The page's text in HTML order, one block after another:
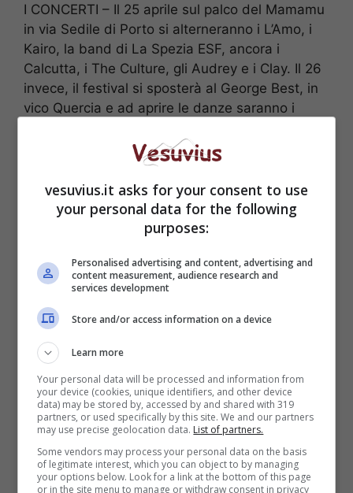
I CONCERTI – Il 25 aprile sul palco del Mamamu
in via Sedile di Porto si alterneranno i L’Amo, i
Kairo, la band di La Spezia ESF, ancora i
Calcutta, i The Culture, gli Audrey e i Clay. Il 26
invece, il festival si sposterà al George Best, in
vico Quercia e ad aprire le danze saranno i
Necktie, La Via degli Astronauti, gli Shit Kids e
la special guest direttamente dal Regno Unito, i
Delta Sleep
vesuvius.it asks for your consent to use
your personal data for the following
purposes:
Personalised advertising and content, advertising and
content measurement, audience research and
services development
Store and/or access information on a device
Learn more
Your personal data will be processed and information from
your device (cookies, unique identifiers, and other device
data) may be stored by, accessed by and shared with 319
partners, or used specifically by this site. We and our partners
may use precise geolocation data. List of partners.
Some vendors may process your personal data on the basis
of legitimate interest, which you can object to by managing
your options below. Look for a link at the bottom of this page
or in the site menu to manage or withdraw consent in privacy